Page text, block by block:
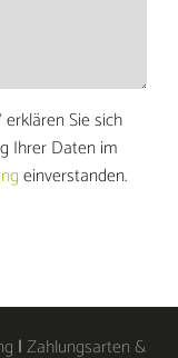
Sie sich
Ihrer Daten im
einverstanden.
|Zahlungsarten &